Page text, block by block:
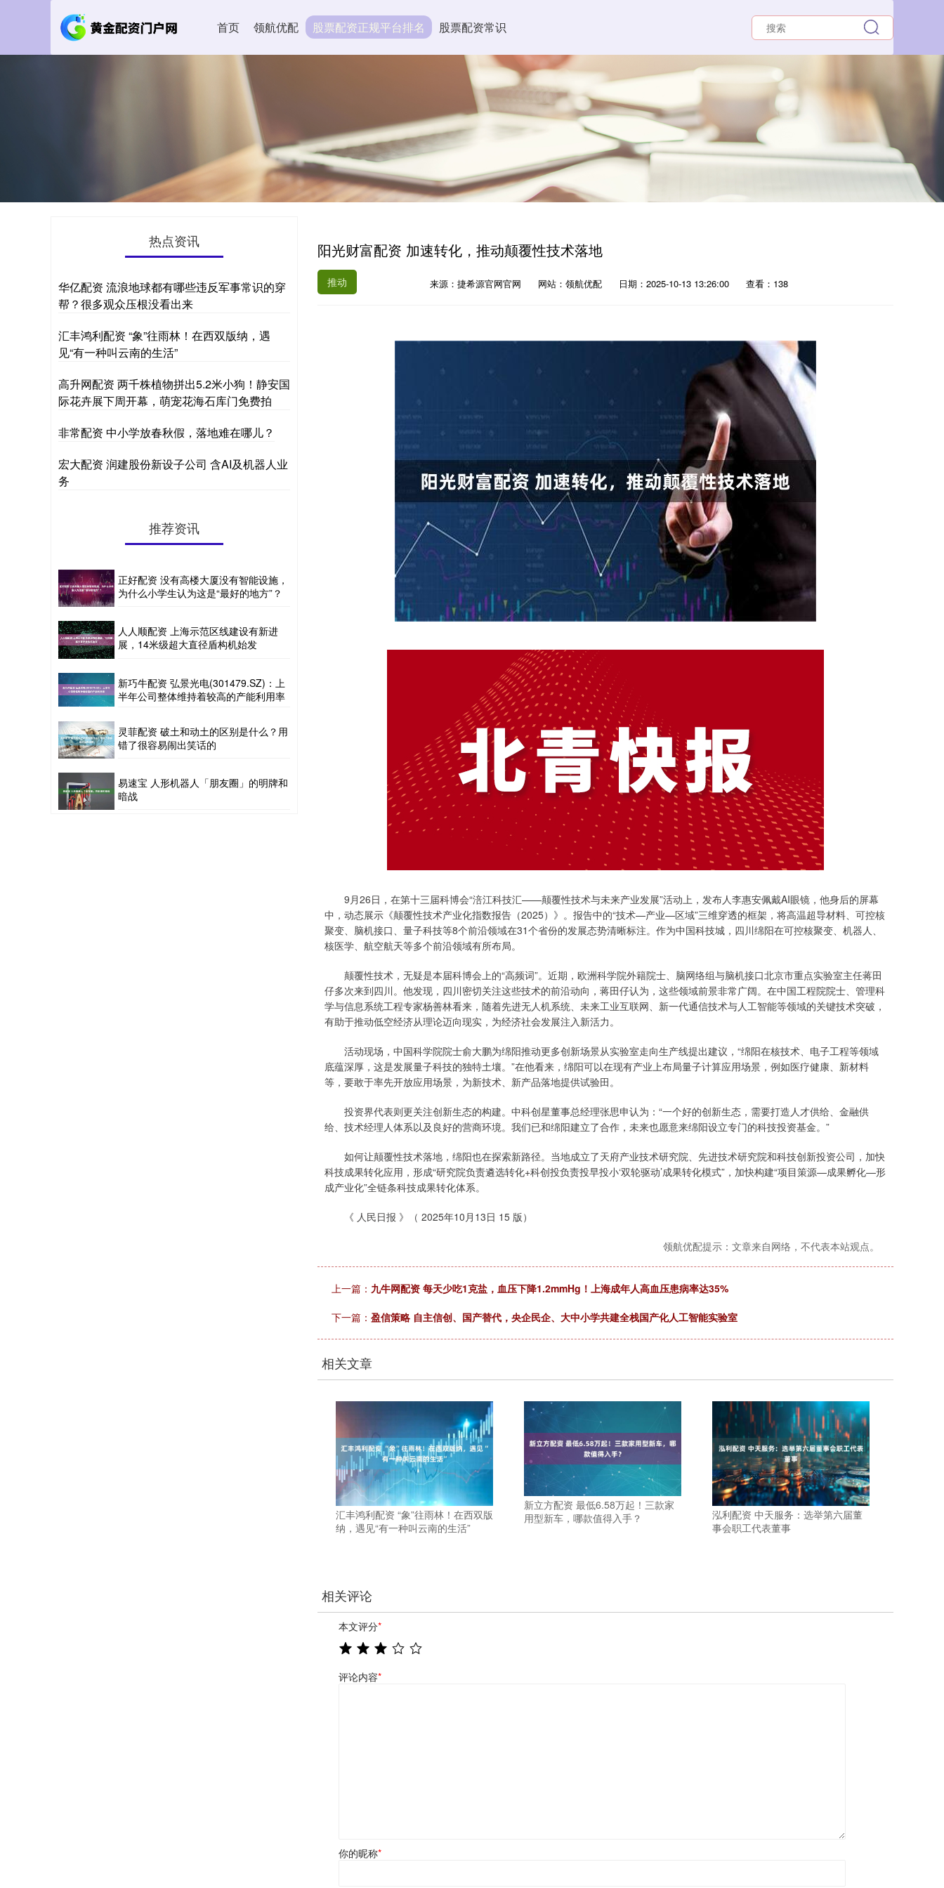
首页 领航优配 股票配资正规平台排名 股票配资常识
阳光财富配资 加速转化，推动颠覆性技术落地
推动 来源：捷希源官网官网 网站：领航优配 日期：2025-10-13 13:26:00 查看：138
9月26日，在第十三届科博会“涪江科技汇——颠覆性技术与未来产业发展”活动上，发布人李惠安佩戴AI眼镜，他身后的屏幕
中，动态展示《颠覆性技术产业化指数报告（2025）》。报告中的“技术—产业—区域”三维穿透的框架，将高温超导材料、可控核
聚变、脑机接口、量子科技等8个前沿领域在31个省份的发展态势清晰标注。作为中国科技城，四川绵阳在可控核聚变、机器人、
核医学、航空航天等多个前沿领域有所布局。
颠覆性技术，无疑是本届科博会上的“高频词”。近期，欧洲科学院外籍院士、脑网络组与脑机接口北京市重点实验室主任蒋田
仔多次来到四川。他发现，四川密切关注这些技术的前沿动向，蒋田仔认为，这些领域前景非常广阔。在中国工程院院士、管理科
学与信息系统工程专家杨善林看来，随着先进无人机系统、未来工业互联网、新一代通信技术与人工智能等领域的关键技术突破，
有助于推动低空经济从理论迈向现实，为经济社会发展注入新活力。
活动现场，中国科学院院士俞大鹏为绵阳推动更多创新场景从实验室走向生产线提出建议，“绵阳在核技术、电子工程等领域
底蕴深厚，这是发展量子科技的独特土壤。”在他看来，绵阳可以在现有产业上布局量子计算应用场景，例如医疗健康、新材料
等，要敢于率先开放应用场景，为新技术、新产品落地提供试验田。
投资界代表则更关注创新生态的构建。中科创星董事总经理张思申认为：“一个好的创新生态，需要打造人才供给、金融供
给、技术经理人体系以及良好的营商环境。我们已和绵阳建立了合作，未来也愿意来绵阳设立专门的科技投资基金。”
如何让颠覆性技术落地，绵阳也在探索新路径。当地成立了天府产业技术研究院、先进技术研究院和科技创新投资公司，加快
科技成果转化应用，形成“研究院负责遴选转化+科创投负责投早投小‘双轮驱动’成果转化模式”，加快构建“项目策源—成果孵化—形
成产业化”全链条科技成果转化体系。
《 人民日报 》（ 2025年10月13日 15 版）
领航优配提示：文章来自网络，不代表本站观点。
上一篇： 九牛网配资 每天少吃1克盐，血压下降1.2mmHg！上海成年人高血压患病率达35%
下一篇： 盈信策略 自主信创、国产替代，央企民企、大中小学共建全栈国产化人工智能实验室
相关文章
汇丰鸿利配资 “象”往雨林！在西双版
纳，遇见“有一种叫云南的生活”
新立方配资 最低6.58万起！三款家
用型新车，哪款值得入手？
泓利配资 中天服务：选举第六届董
事会职工代表董事
相关评论
本文评分*
评论内容*
你的昵称*
热点资讯
华亿配资 流浪地球都有哪些违反军事常识的穿
帮？很多观众压根没看出来
汇丰鸿利配资 “象”往雨林！在西双版纳，遇
见“有一种叫云南的生活”
高升网配资 两千株植物拼出5.2米小狗！静安国
际花卉展下周开幕，萌宠花海石库门免费拍
非常配资 中小学放春秋假，落地难在哪儿？
宏大配资 润建股份新设子公司 含AI及机器人业
务
推荐资讯
正好配资 没有高楼大厦没有智能设施，
为什么小学生认为这是“最好的地方”？
人人顺配资 上海示范区线建设有新进
展，14米级超大直径盾构机始发
新巧牛配资 弘景光电(301479.SZ)：上
半年公司整体维持着较高的产能利用率
灵菲配资 破土和动土的区别是什么？用
错了很容易闹出笑话的
易速宝 人形机器人「朋友圈」的明牌和
暗战